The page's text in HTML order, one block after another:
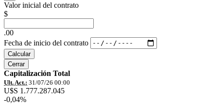
Valor inicial del contrato
$
.00
Fecha de inicio del contrato
Calcular
Cerrar
Capitalización Total
Ult. Act.: 31/07/26 00:00
U$S 1.777.287.045
-0,04%